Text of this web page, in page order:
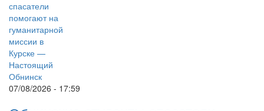
07/08/2026 - 17:59